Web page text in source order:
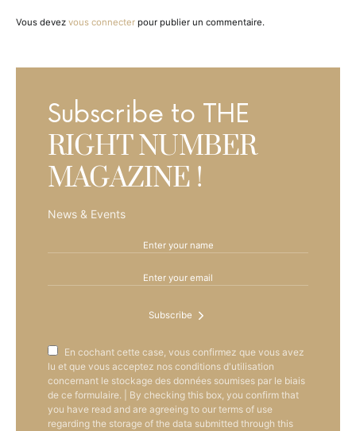
Vous devez vous connecter pour publier un commentaire.
Subscribe to THE
RIGHT NUMBER
MAGAZINE !
News & Events
Subscribe
En cochant cette case, vous confirmez que vous avez
lu et que vous acceptez nos conditions d'utilisation
concernant le stockage des données soumises par le biais
de ce formulaire. | By checking this box, you confirm that
you have read and are agreeing to our terms of use
regarding the storage of the data submitted through this